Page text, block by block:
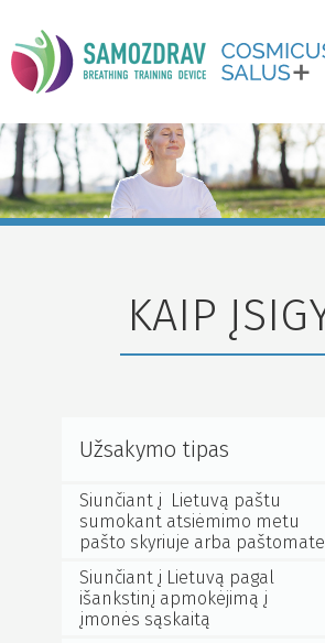
APIE TRENIRUOKLĮ
KAIP ĮSIGYTI
GALERIJA
KAIP
Užsakymo tipas
Siunčiant į Lietuvą paštu
sumokant atsiėmimo metu
pašto skyriuje arba paštomate
Siunčiant į Lietuvą pagal
išankstinį apmokėjimą į
įmonės sąskaitą